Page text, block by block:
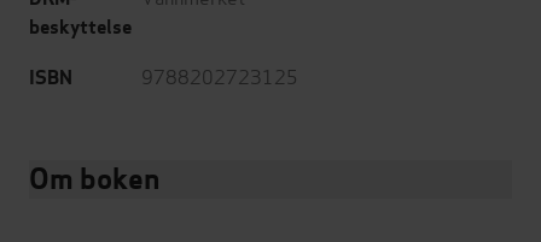
beskyttelse
ISBN 9788202723125
Om boken